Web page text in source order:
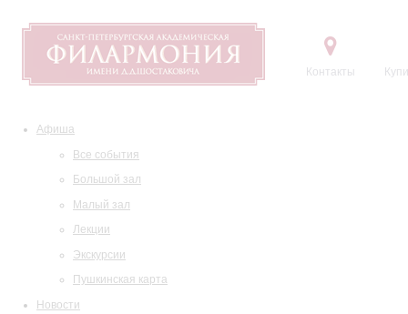
Контакты
Афиша
Все события
Большой зал
Малый зал
Лекции
Экскурсии
Пушкинская карта
Новости